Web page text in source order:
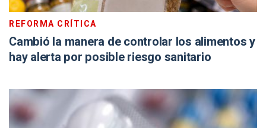
REFORMA CRÍTICA
Cambió la manera de controlar los alimentos y
hay alerta por posible riesgo sanitario